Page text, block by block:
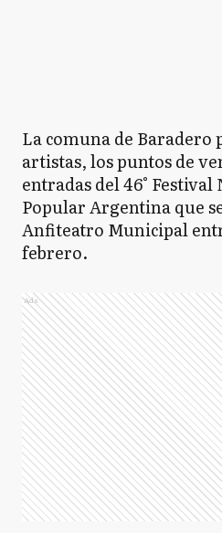
La comuna de Baradero
artistas, los puntos de
entradas del 46°
Popular Argentina que
Anfiteatro Municipal
febrero.
Ads